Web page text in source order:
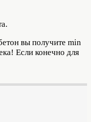
вы получите min
Если конечно для